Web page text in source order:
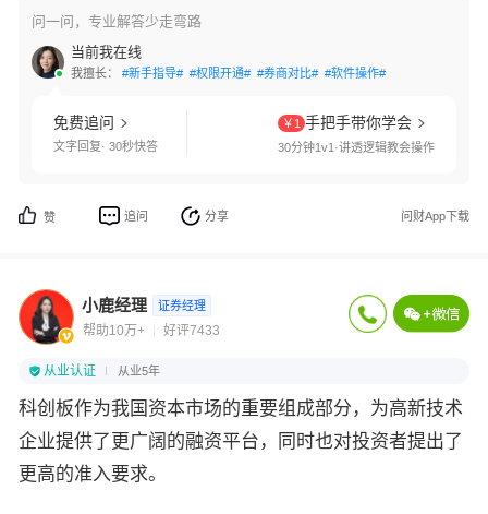
问一问，专业解答少走弯路
当前我在线
我擅长： #新手指导# #权限开通# #券商对比# #软件操作#
免费追问
文字回复· 30秒快答
￥1 手把手带你学会
30分钟1v1·讲透逻辑教会操作
赞 追问 分享 问财App下载
小鹿经理 证券经理
帮助10万+ 好评7433
从业认证 从业5年
科创板作为我国资本市场的重要组成部分，为高新技术
企业提供了更广阔的融资平台，同时也对投资者提出了
更高的准入要求。